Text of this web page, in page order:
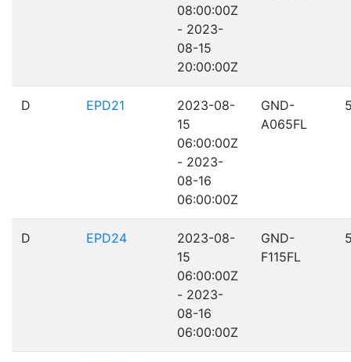
08:00:00Z
- 2023-
08-15
20:00:00Z
D EPD21
2023-08-
15
06:00:00Z
- 2023-
08-16
06:00:00Z
GND-
A065FL
D EPD24
2023-08-
15
06:00:00Z
- 2023-
08-16
06:00:00Z
GND-
F115FL